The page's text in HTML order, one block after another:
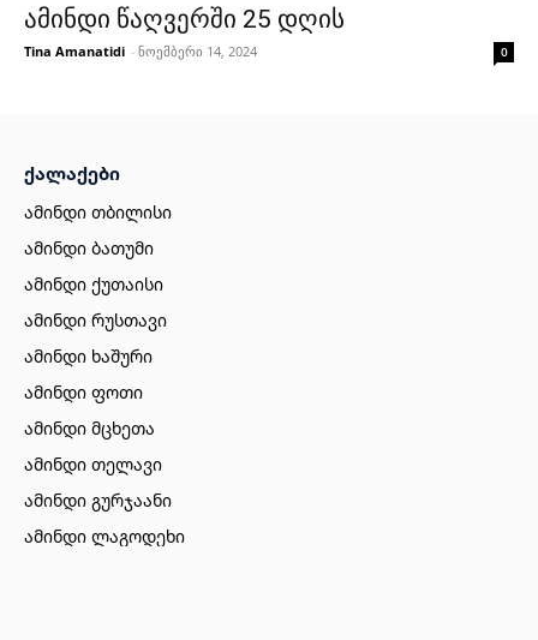
ამინდი წაღვერში 25 დღის
Tina Amanatidi - ნოემბერი 14, 2024 0
ქალაქები
ამინდი თბილისი
ამინდი ბათუმი
ამინდი ქუთაისი
ამინდი რუსთავი
ამინდი ხაშური
ამინდი ფოთი
ამინდი მცხეთა
ამინდი თელავი
ამინდი გურჯაანი
ამინდი ლაგოდეხი